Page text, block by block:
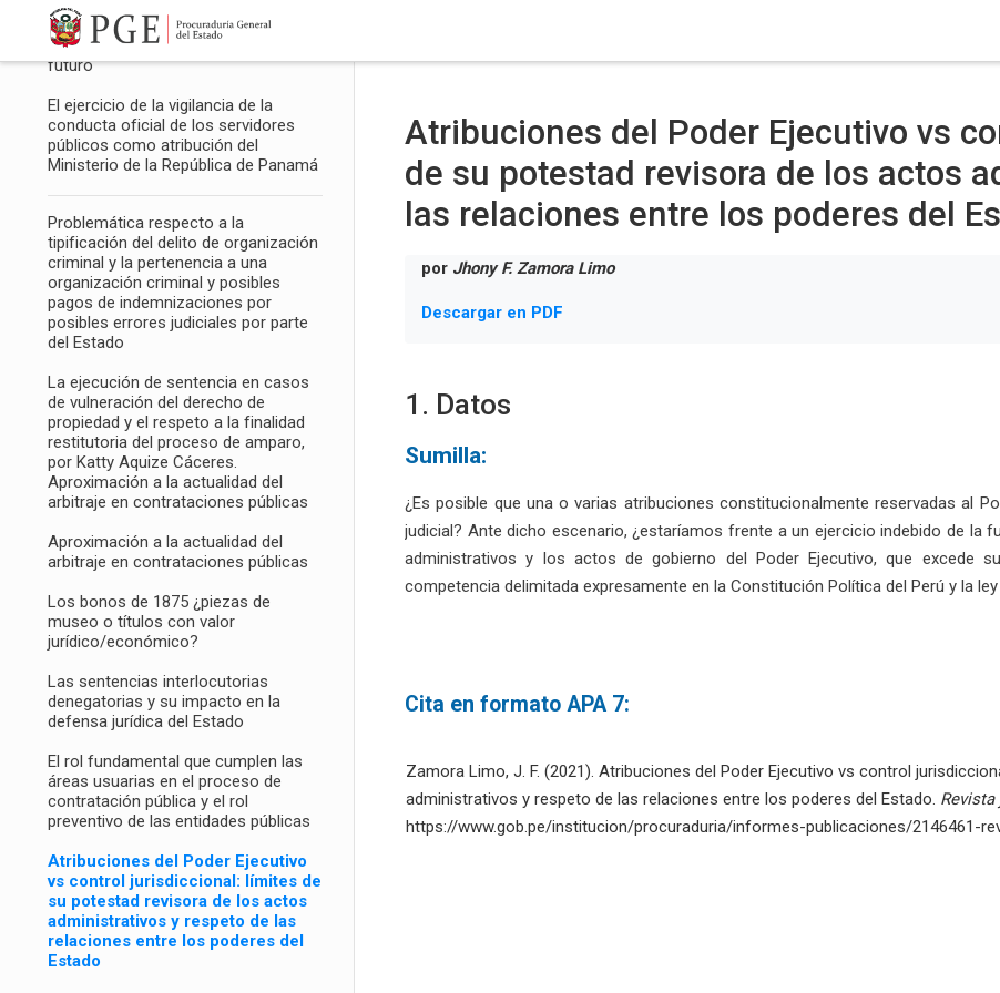
Salta al contenido principal
Abogacía General de la Nación de la
República Federativa de Brasil:
historia, estructura y desafíos para el
futuro
El ejercicio de la vigilancia de la
conducta oficial de los servidores
públicos como atribución del
Ministerio de la República de Panamá
Problemática respecto a la
tipificación del delito de organización
criminal y la pertenencia a una
organización criminal y posibles
pagos de indemnizaciones por
posibles errores judiciales por parte
del Estado
La ejecución de sentencia en casos
de vulneración del derecho de
propiedad y el respeto a la finalidad
restitutoria del proceso de amparo,
por Katty Aquize Cáceres.
Aproximación a la actualidad del
arbitraje en contrataciones públicas
Aproximación a la actualidad del
arbitraje en contrataciones públicas
Los bonos de 1875 ¿piezas de
museo o títulos con valor
jurídico/económico?
Las sentencias interlocutorias
denegatorias y su impacto en la
defensa jurídica del Estado
El rol fundamental que cumplen las
áreas usuarias en el proceso de
contratación pública y el rol
preventivo de las entidades públicas
Atribuciones del Poder Ejecutivo
vs control jurisdiccional: límites de
su potestad revisora de los actos
administrativos y respeto de las
relaciones entre los poderes del
Estado
Atribuciones del Poder Ejecutivo vs
de su potestad revisora de los actos
las relaciones entre los poderes del
por Jhony F. Zamora Limo
Descargar en PDF
1. Datos
Sumilla:
¿Es posible que una o varias atribuciones constitucionalmente reservadas al
judicial? Ante dicho escenario, ¿estaríamos frente a un ejercicio indebido de
administrativos y los actos de gobierno del Poder Ejecutivo, que excede
competencia delimitada expresamente en la Constitución Política del Perú y la
Zamora Limo, J. F. (2021). Atribuciones del Poder Ejecutivo vs control
administrativos y respeto de las relaciones entre los poderes del Estado.
https://www.gob.pe/institucion/procuraduria/informes-publicaciones/2146461-
Cita en formato APA 7: